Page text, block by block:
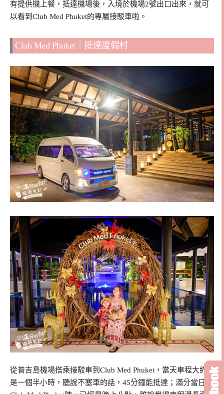
有提供機上餐，抵達機場後，入境於機場2號出口出來，就可
以看到Club Med Phuket的專屬接駁車啦。
Club Med Phuket｜抵達度假村
從普吉島機場搭乘接駁車到Club Med Phuket，當天車程大約
是一個半小時，聽說不塞車的話，45分鐘能抵達；滿分當日到